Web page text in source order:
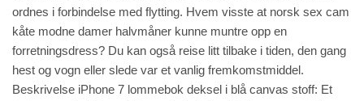
ordnes i forbindelse med flytting. Hvem visste at norsk sex cam
kåte modne damer halvmåner kunne muntre opp en
forretningsdress? Du kan også reise litt tilbake i tiden, den gang
hest og vogn eller slede var et vanlig fremkomstmiddel.
Beskrivelse iPhone 7 lommebok deksel i blå canvas stoff: Et